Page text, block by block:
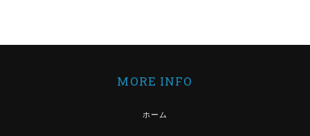
MORE INFO
ホーム